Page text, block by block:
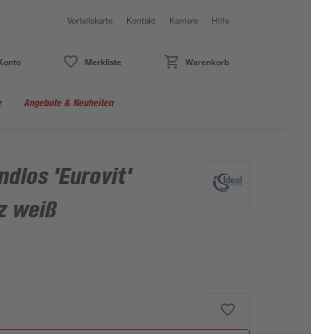
Vorteilskarte Kontakt Karriere Hilfe
Merkliste Warenkorb
Angebote & Neuheiten
'Eurovit'
weiß